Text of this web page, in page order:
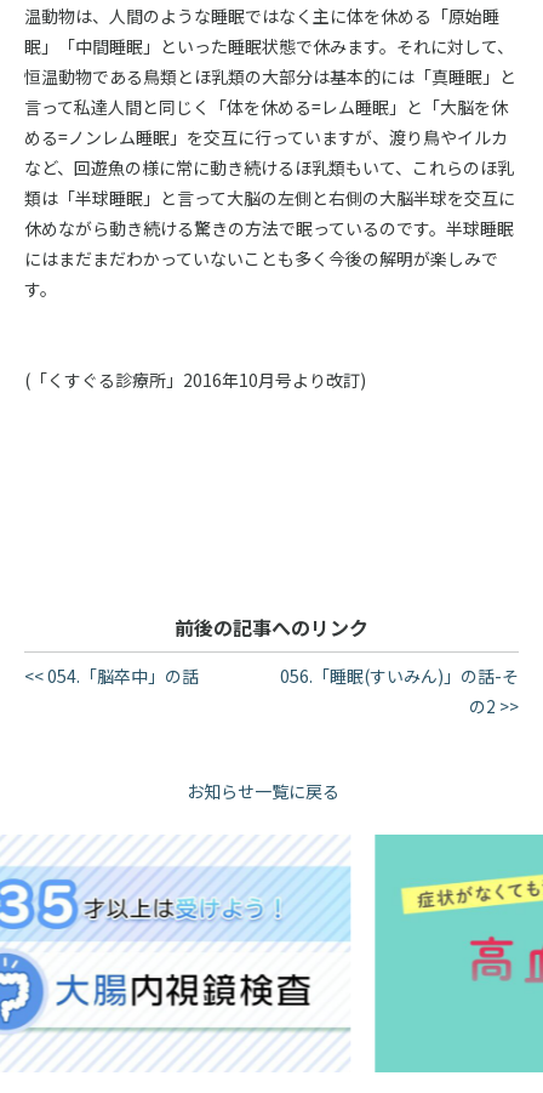
温動物は、人間のような睡眠ではなく主に体を休める「原始睡
眠」「中間睡眠」といった睡眠状態で休みます。それに対して、
恒温動物である鳥類とほ乳類の大部分は基本的には「真睡眠」と
言って私達人間と同じく「体を休める=レム睡眠」と「大脳を休
める=ノンレム睡眠」を交互に行っていますが、渡り鳥やイルカ
など、回遊魚の様に常に動き続けるほ乳類もいて、これらのほ乳
類は「半球睡眠」と言って大脳の左側と右側の大脳半球を交互に
休めながら動き続ける驚きの方法で眠っているのです。半球睡眠
にはまだまだわかっていないことも多く今後の解明が楽しみで
す。
(「くすぐる診療所」2016年10月号より改訂)
前後の記事へのリンク
<< 054.「脳卒中」の話
056.「睡眠(すいみん)」の話-そ
の2 >>
お知らせ一覧に戻る